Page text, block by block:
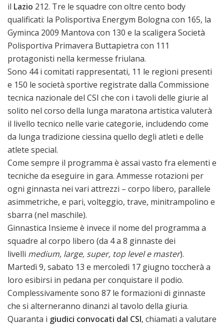
il Lazio 212. Tre le squadre con oltre cento body
qualificati: la Polisportiva Energym Bologna con 165, la
Gyminca 2009 Mantova con 130 e la scaligera Società
Polisportiva Primavera Buttapietra con 111
protagonisti nella kermesse friulana.
Sono 44 i comitati rappresentati, 11 le regioni presenti
e 150 le società sportive registrate dalla Commissione
tecnica nazionale del CSI che con i tavoli delle giurie al
solito nel corso della lunga maratona artistica valuterà
il livello tecnico nelle varie categorie, includendo come
da lunga tradizione ciessina quello degli atleti e delle
atlete special.
Come sempre il programma è assai vasto fra elementi e
tecniche da eseguire in gara. Ammesse rotazioni per
ogni ginnasta nei vari attrezzi – corpo libero, parallele
asimmetriche, e pari, volteggio, trave, minitrampolino e
sbarra (nel maschile).
Ginnastica Insieme è invece il nome del programma a
squadre al corpo libero (da 4 a 8 ginnaste dei
livelli medium, large, super, top level e master).
Martedì 9, sabato 13 e mercoledì 17 giugno toccherà a
loro esibirsi in pedana per conquistare il podio.
Complessivamente sono 87 le formazioni di ginnaste
che si alterneranno dinanzi al tavolo della giuria.
Quaranta i giudici convocati dal CSI, chiamati a valutare